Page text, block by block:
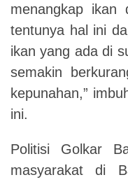
menangkap ikan
tentunya hal ini
ikan yang ada di
semakin
kepunahan,”
ini.
Politisi Golkar
masyarakat di